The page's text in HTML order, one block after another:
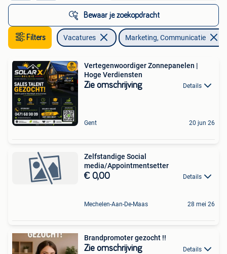
Bewaar je zoekopdracht
Filters Vacatures Marketing, Communicatie
Vertegenwoordiger Zonnepanelen |
Hoge Verdiensten
Zie omschrijving Details
Gent 20 jun 26
Zelfstandige Social
media/Appointmentsetter
€ 0,00 Details
Mechelen-Aan-De-Maas 28 mei 26
Brandpromoter gezocht !!
Zie omschrijving Details